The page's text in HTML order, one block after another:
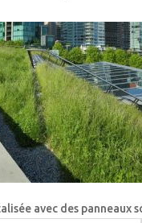
avec des panneaux